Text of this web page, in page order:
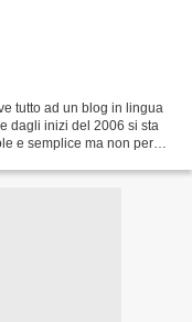
tutto ad un blog in lingua
dagli inizi del 2006 si sta
e semplice ma non per